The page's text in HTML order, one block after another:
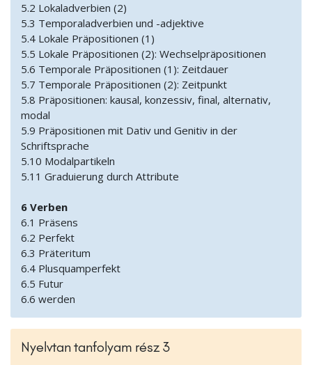
5.2 Lokaladverbien (2)
5.3 Temporaladverbien und -adjektive
5.4 Lokale Präpositionen (1)
5.5 Lokale Präpositionen (2): Wechselpräpositionen
5.6 Temporale Präpositionen (1): Zeitdauer
5.7 Temporale Präpositionen (2): Zeitpunkt
5.8 Präpositionen: kausal, konzessiv, final, alternativ,
modal
5.9 Präpositionen mit Dativ und Genitiv in der
Schriftsprache
5.10 Modalpartikeln
5.11 Graduierung durch Attribute
6 Verben
6.1 Präsens
6.2 Perfekt
6.3 Präteritum
6.4 Plusquamperfekt
6.5 Futur
6.6 werden
Nyelvtan tanfolyam rész 3